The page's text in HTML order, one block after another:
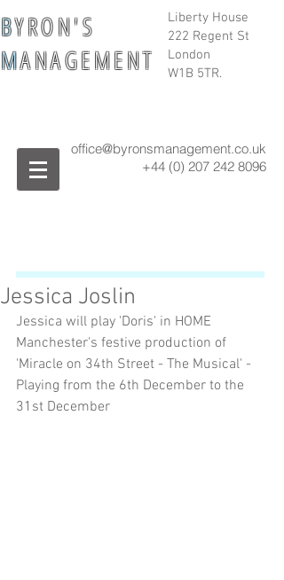
Liberty House
222 Regent St
London
W1B 5TR.
BY R O N ' S
MA N A G E M E N T
office@byronsmanagement.co.uk
+44 (0) 207 242 8096
Jessica Joslin
Jessica will play 'Doris' in HOME
Manchester's festive production of
'Miracle on 34th Street - The Musical' -
Playing from the 6th December to the
31st December